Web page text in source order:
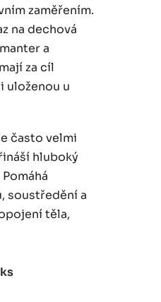
zaměřením.
na dechová
a
za cíl
uloženou u
často velmi
hluboký
soustředění a
těla,